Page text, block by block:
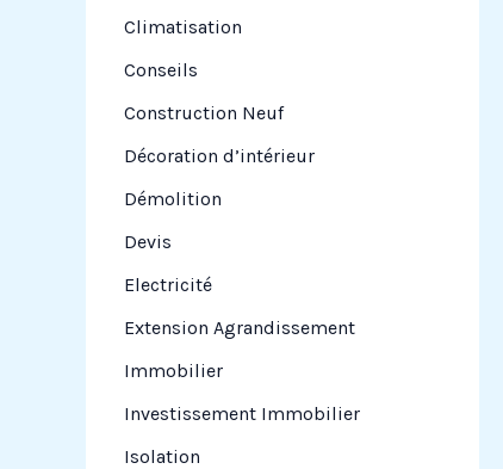
Climatisation
Conseils
Construction Neuf
Décoration d’intérieur
Démolition
Devis
Electricité
Extension Agrandissement
Immobilier
Investissement Immobilier
Isolation